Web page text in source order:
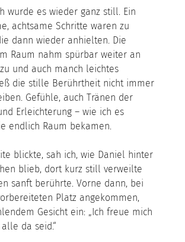
wurde es wieder ganz still. Ein
achtsame Schritte waren zu
dann wieder anhielten. Die
Raum nahm spürbar weiter an
und auch manch leichtes
die stille Berührtheit nicht immer
Gefühle, auch Tränen der
Erleichterung – wie ich es
endlich Raum bekamen.
blickte, sah ich, wie Daniel hinter
blieb, dort kurz still verweilte
sanft berührte. Vorne dann, bei
Platz angekommen,
Gesicht ein: „Ich freue mich
da seid.“